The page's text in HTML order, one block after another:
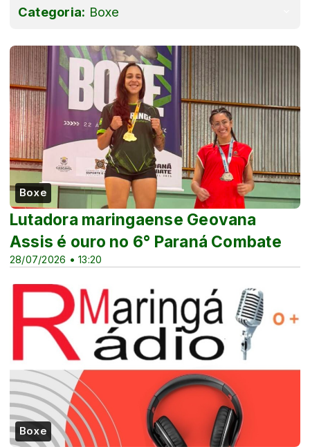
Categoria: Boxe
Boxe
28/07/2026 • 13:20
Lutadora maringaense Geovana
Assis é ouro no 6° Paraná Combate
Boxe